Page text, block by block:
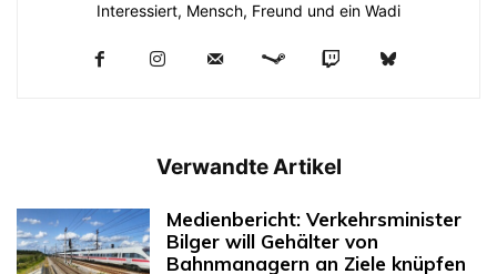
Interessiert, Mensch, Freund und ein Wadi
Verwandte Artikel
Medienbericht: Verkehrsminister
Bilger will Gehälter von
Bahnmanagern an Ziele knüpfen